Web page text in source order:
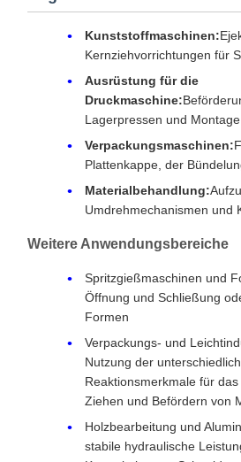
Kunststoffmaschinen:
Kernziehvorrichtungen für
Ausrüstung für die
Druckmaschine:
Lagerpressen und
Verpackungsmaschinen:
Plattenkappe, der
Materialbehandlung:
Umdrehmechanismen und
Weitere Anwendungsbereiche
Spritzgießmaschinen und
Öffnung und Schließung
Formen
Verpackungs- und
Nutzung der
Reaktionsmerkmale für das
Ziehen und Befördern von
Holzbearbeitung und
stabile hydraulische